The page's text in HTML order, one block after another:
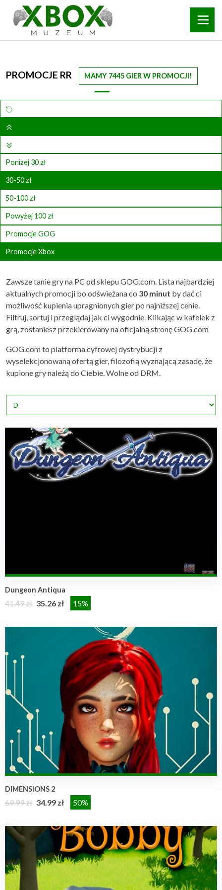
PROMOCJE RR MAMY 7445 GIER W PROMOCJI!
Poniżej 30 zł
30-50 zł
50-100 zł
Powyżej 100 zł
Promocje GOG
Promocje Xbox
Zawsze tanie gry na PC od sklepu GOG.com. Lista najbardziej
aktualnych promocji bo odświeżana co 30 minut by dać ci
możliwość kupienia upragnionych gier po najniższej cenie.
Filtruj, sortuj i przeglądaj jak ci wygodnie. Klikając w kafelek z
grą, zostaniesz przekierowany na oficjalną stronę GOG.com
GOG.com to platforma cyfrowej dystrybucji z
wyselekcjonowaną ofertą gier, filozofią wyznającą zasadę, że
kupione gry należą do Ciebie. Wolne od DRM.
Dungeon Antiqua
41.49 zł 35.26 zł 15%
DIMENSIONS 2
69.99 zł 34.99 zł 50%